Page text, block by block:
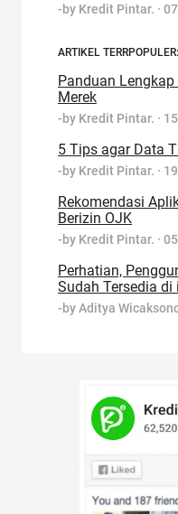
-by Kredit Pintar. ·
ARTIKEL TERRPOPULER:
Panduan
Merek
-by Kredit Pintar. ·
5 Tips agar Data
-by Kredit Pintar. ·
Rekomendasi
Berizin OJK
-by Kredit Pintar. ·
Perhatian,
Sudah Tersedia di
-byAditya